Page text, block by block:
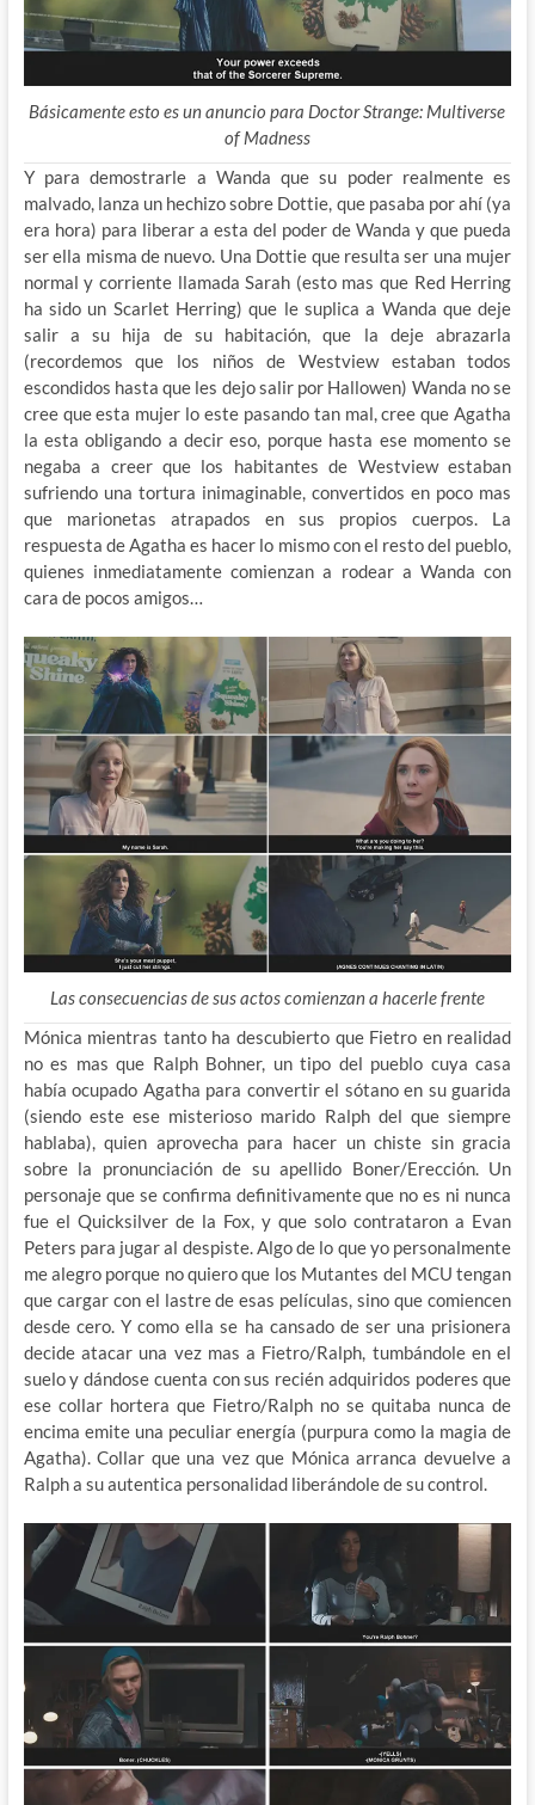
Básicamente esto es un anuncio para Doctor Strange: Multiverse
of Madness
Y para demostrarle a Wanda que su poder realmente es
malvado, lanza un hechizo sobre Dottie, que pasaba por ahí (ya
era hora) para liberar a esta del poder de Wanda y que pueda
ser ella misma de nuevo. Una Dottie que resulta ser una mujer
normal y corriente llamada Sarah (esto mas que Red Herring
ha sido un Scarlet Herring) que le suplica a Wanda que deje
salir a su hija de su habitación, que la deje abrazarla
(recordemos que los niños de Westview estaban todos
escondidos hasta que les dejo salir por Hallowen) Wanda no se
cree que esta mujer lo este pasando tan mal, cree que Agatha
la esta obligando a decir eso, porque hasta ese momento se
negaba a creer que los habitantes de Westview estaban
sufriendo una tortura inimaginable, convertidos en poco mas
que marionetas atrapados en sus propios cuerpos. La
respuesta de Agatha es hacer lo mismo con el resto del pueblo,
quienes inmediatamente comienzan a rodear a Wanda con
cara de pocos amigos…
Las consecuencias de sus actos comienzan a hacerle frente
Mónica mientras tanto ha descubierto que Fietro en realidad
no es mas que Ralph Bohner, un tipo del pueblo cuya casa
había ocupado Agatha para convertir el sótano en su guarida
(siendo este ese misterioso marido Ralph del que siempre
hablaba), quien aprovecha para hacer un chiste sin gracia
sobre la pronunciación de su apellido Boner/Erección. Un
personaje que se confirma definitivamente que no es ni nunca
fue el Quicksilver de la Fox, y que solo contrataron a Evan
Peters para jugar al despiste. Algo de lo que yo personalmente
me alegro porque no quiero que los Mutantes del MCU tengan
que cargar con el lastre de esas películas, sino que comiencen
desde cero. Y como ella se ha cansado de ser una prisionera
decide atacar una vez mas a Fietro/Ralph, tumbándole en el
suelo y dándose cuenta con sus recién adquiridos poderes que
ese collar hortera que Fietro/Ralph no se quitaba nunca de
encima emite una peculiar energía (purpura como la magia de
Agatha). Collar que una vez que Mónica arranca devuelve a
Ralph a su autentica personalidad liberándole de su control.